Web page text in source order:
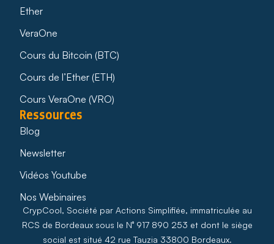
Ether
VeraOne
Cours du Bitcoin (BTC)
Cours de l’Ether (ETH)
Cours VeraOne (VRO)
Ressources
Blog
Newsletter
Vidéos Youtube
Nos Webinaires
CrypCool, Société par Actions Simplifiée, immatriculée au
RCS de Bordeaux sous le N° 917 890 253 et dont le siège
social est situé 42 rue Tauzia 33800 Bordeaux.